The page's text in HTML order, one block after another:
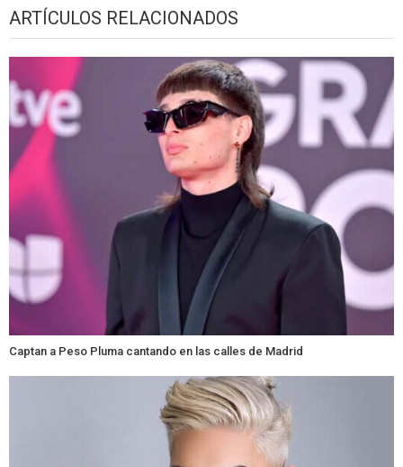
ARTÍCULOS RELACIONADOS
Captan a Peso Pluma cantando en las calles de Madrid